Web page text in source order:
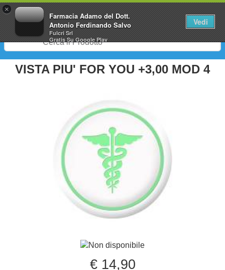
×
Farmacia Adamo del Dott.
Antonio Ferdinando Salvo
Fulcri Srl
GratisSu Google Play
Vedi
0
VISTA PIU' FOR YOU +3,00 MOD 4
Non disponibile
€ 14,90